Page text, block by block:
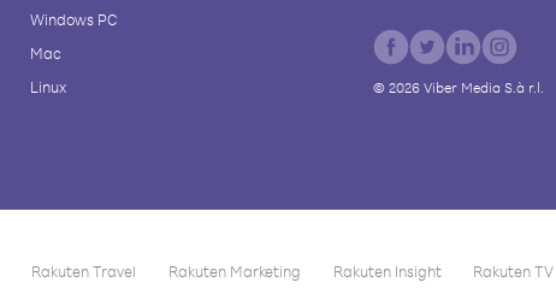
Windows PC
Mac
Linux
© 2026 Viber Media S.à r.l.
Rakuten Travel Rakuten Marketing Rakuten Insight Rakuten TV